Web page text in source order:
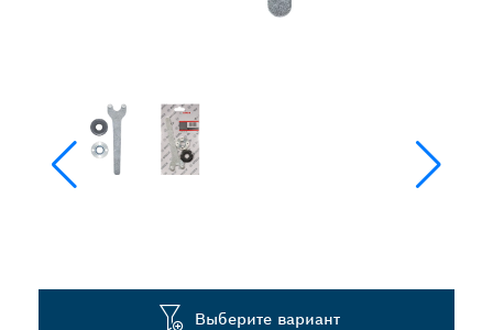
Выберите вариант